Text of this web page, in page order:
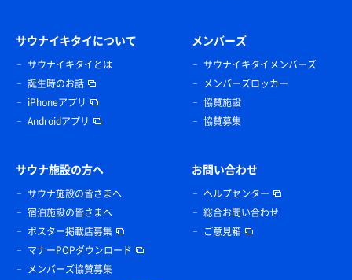
サウナイキタイについて
サウナイキタイとは
誕生時のお話
iPhoneアプリ
Androidアプリ
メンバーズ
サウナイキタイメンバーズ
メンバーズロッカー
協賛施設
協賛募集
サウナ施設の方へ
サウナ施設の皆さまへ
宿泊施設の皆さまへ
ポスター掲載店募集
マナーPOPダウンロード
メンバーズ協賛募集
お問い合わせ
ヘルプセンター
総合お問い合わせ
ご意見箱